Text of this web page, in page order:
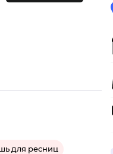
для ресниц